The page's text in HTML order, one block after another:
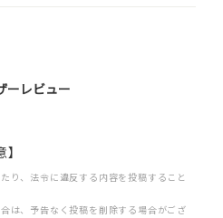
ーレビュー
り、法令に違反する内容を投稿すること
は、予告なく投稿を削除する場合がござ